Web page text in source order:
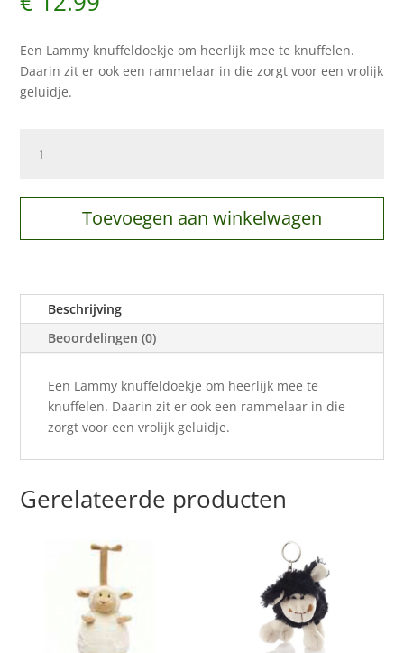
Een Lammy knuffeldoekje om heerlijk mee te knuffelen.
Daarin zit er ook een rammelaar in die zorgt voor een vrolijk
geluidje.
Tuttle
Toevoegen aan winkelwagen
Beschrijving
Beoordelingen (0)
Een Lammy knuffeldoekje om heerlijk mee te
knuffelen. Daarin zit er ook een rammelaar in die
zorgt voor een vrolijk geluidje.
Gerelateerde producten